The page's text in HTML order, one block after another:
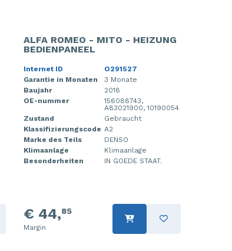
ALFA ROMEO - MITO - HEIZUNG
BEDIENPANEEL
Internet ID
O291527
Garantie in Monaten
3 Monate
Baujahr
2018
OE-nummer
156088743,
A83021900, 10190054
Zustand
Gebraucht
Klassifizierungscode A2
Marke des Teils
DENSO
Klimaanlage
Klimaanlage
Besonderheiten
IN GOEDE STAAT.
€ 44,85
Margin